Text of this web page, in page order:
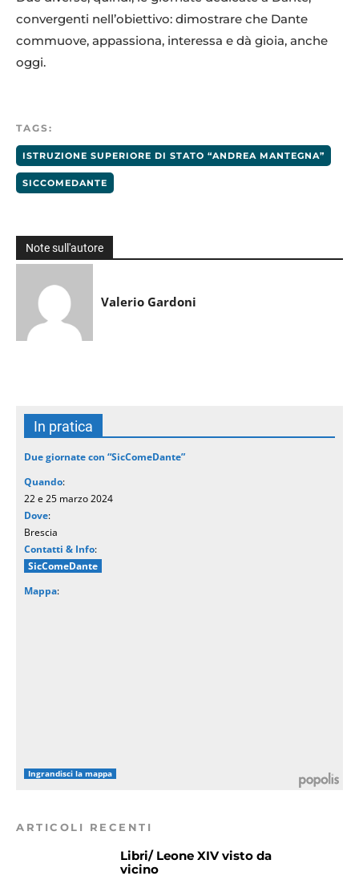
convergenti nell’obiettivo: dimostrare che Dante
commuove, appassiona, interessa e dà gioia, anche
oggi.
TAGS:
ISTRUZIONE SUPERIORE DI STATO “ANDREA MANTEGNA”
SICCOMEDANTE
Note sull'autore
Valerio Gardoni
In pratica
Due giornate con “SicComeDante”
Quando:
22 e 25 marzo 2024
Dove:
Brescia
Contatti & Info:
SicComeDante
Mappa:
Ingrandisci la mappa
ARTICOLI RECENTI
Libri/ Leone XIV visto da
vicino